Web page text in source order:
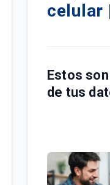
celular
Estos
de tus